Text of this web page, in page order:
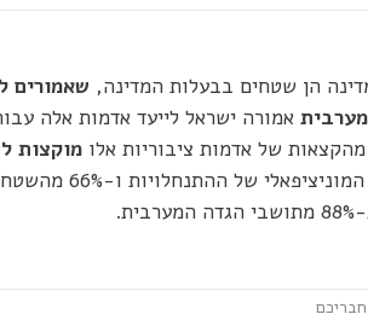
הן שטחים בבעלות המדינה, שאמורים
אמורה ישראל לייעד אדמות אלה
מהקצאות של אדמות ציבוריות אלו מוקצות
מהשטח